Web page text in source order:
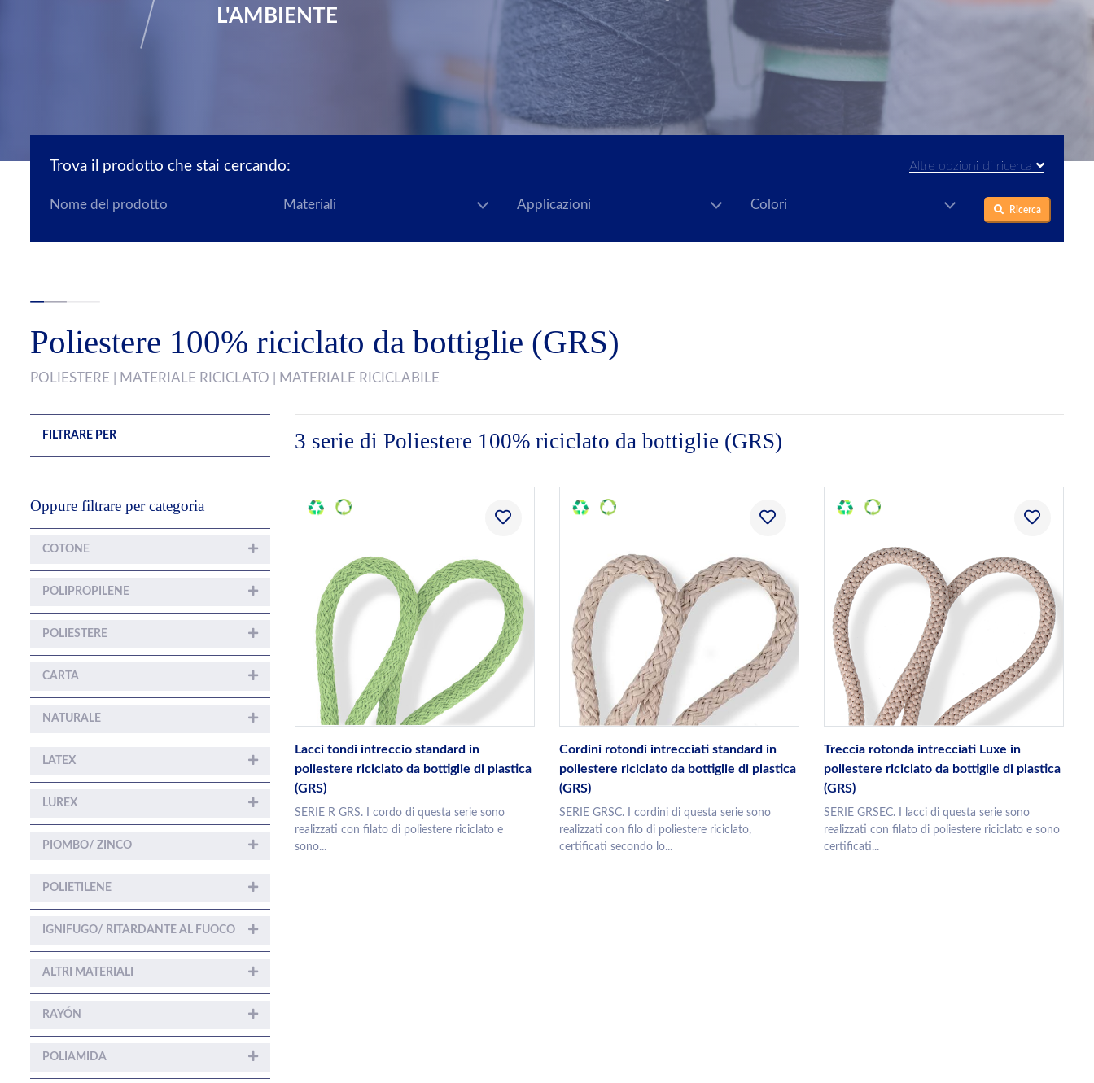
L'AMBIENTE
Trova il prodotto che stai cercando: Altre opzioni di ricerca
Ricerca
Poliestere 100% riciclato da bottiglie (GRS)
POLIESTERE | MATERIALE RICICLATO | MATERIALE RICICLABILE
FILTRARE PER
Oppure filtrare per categoria
COTONE
POLIPROPILENE
POLIESTERE
CARTA
NATURALE
LATEX
LUREX
PIOMBO/ ZINCO
POLIETILENE
IGNIFUGO/ RITARDANTE AL FUOCO
ALTRI MATERIALI
RAYÓN
POLIAMIDA
3 serie di Poliestere 100% riciclato da bottiglie (GRS)
Lacci tondi intreccio standard in
poliestere riciclato da bottiglie di plastica
(GRS)
SERIE R GRS. I cordo di questa serie sono
realizzati con filato di poliestere riciclato e
sono...
Cordini rotondi intrecciati standard in
poliestere riciclato da bottiglie di plastica
(GRS)
SERIE GRSC. I cordini di questa serie sono
realizzati con filo di poliestere riciclato,
certificati secondo lo...
Treccia rotonda intrecciati Luxe in
poliestere riciclato da bottiglie di plastica
(GRS)
SERIE GRSEC. I lacci di questa serie sono
realizzati con filato di poliestere riciclato e sono
certificati...